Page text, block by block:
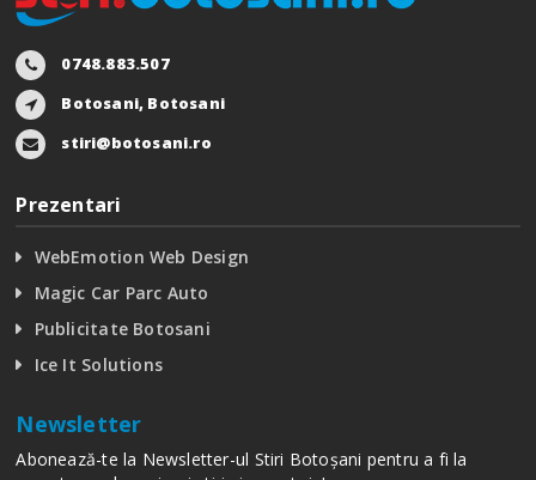
0748.883.507
Botosani, Botosani
stiri@botosani.ro
Prezentari
WebEmotion Web Design
Magic Car Parc Auto
Publicitate Botosani
Ice It Solutions
Newsletter
Abonează-te la Newsletter-ul Stiri Botoșani pentru a fi la